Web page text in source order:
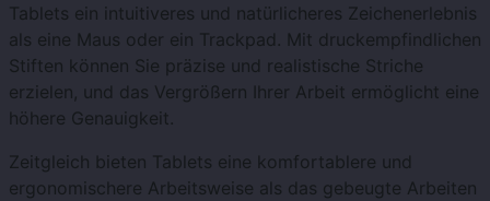
Tablets ein intuitiveres und natürlicheres Zeichenerlebnis
als eine Maus oder ein Trackpad. Mit druckempfindlichen
Stiften können Sie präzise und realistische Striche
erzielen, und das Vergrößern Ihrer Arbeit ermöglicht eine
höhere Genauigkeit.
Zeitgleich bieten Tablets eine komfortablere und
ergonomischere Arbeitsweise als das gebeugte Arbeiten